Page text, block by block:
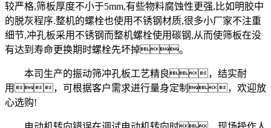
较严格,筛板厚度不小于5mm,有些物料腐蚀性更强,比如明胶中
的脱灰程序.整机的螺栓也使用不锈钢材质,很多小厂家不注重
细节,冲孔板采用不锈钢而整机螺栓使用碳钢,从而使筛板在没
有达到寿命更换期时螺栓先坏掉。
本司生产的振动筛冲孔板工艺精良，结实耐
用，可根据客户需求进行量身定制，欢迎放
心选购!